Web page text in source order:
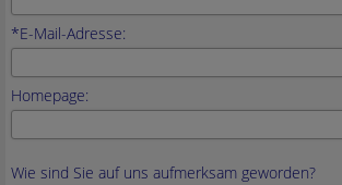
*E-Mail-Adresse:
Homepage:
Wie sind Sie auf uns aufmerksam geworden?